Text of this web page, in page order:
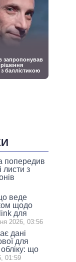
попередив
листи з
веде
щодо
для
2026, 03:56
дані
для
обліку: що
01:59